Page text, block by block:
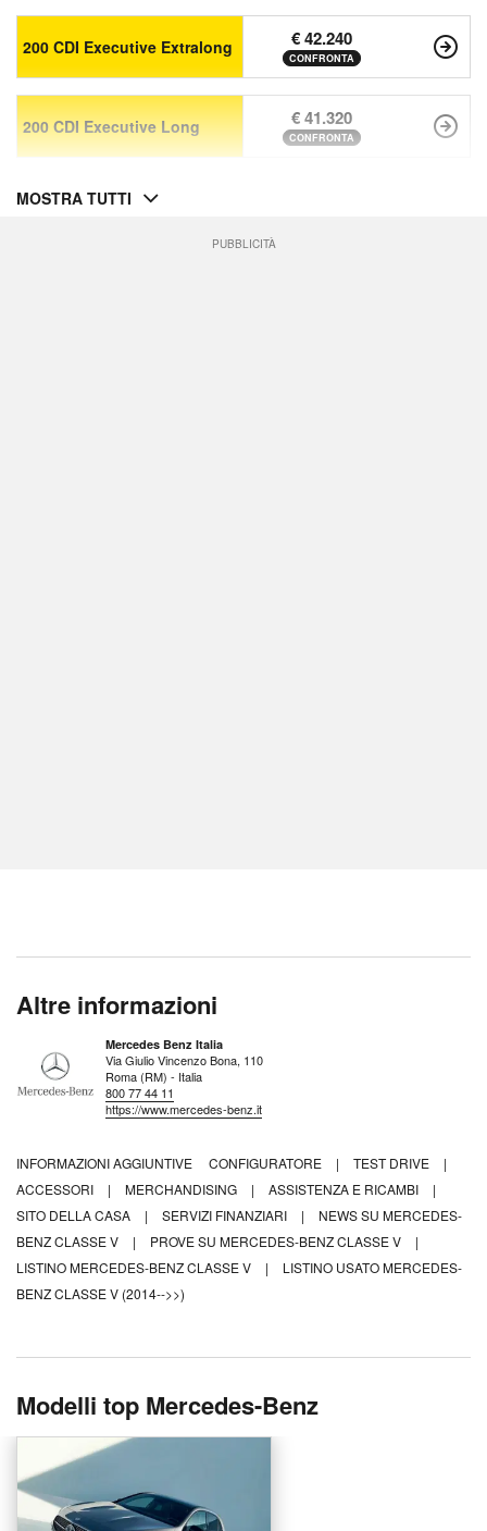
200 CDI Executive Extralong € 42.240
CONFRONTA
200 CDI Executive Long € 41.320
CONFRONTA
MOSTRA TUTTI
PUBBLICITÀ
Altre informazioni
Mercedes Benz Italia
Via Giulio Vincenzo Bona, 110
Roma (RM) - Italia
800 77 44 11
https://www.mercedes-benz.it
INFORMAZIONI AGGIUNTIVE CONFIGURATORE | TEST DRIVE
|
ACCESSORI
| MERCHANDISING | ASSISTENZA E RICAMBI
|
SITO DELLA CASA
| SERVIZI FINANZIARI |
NEWS SU MERCEDES-
BENZ CLASSE V
| PROVE SU MERCEDES-BENZ CLASSE V
|
LISTINO MERCEDES-BENZ CLASSE V
|
LISTINO USATO MERCEDES-
BENZ CLASSE V (2014-->>)
Modelli top Mercedes-Benz